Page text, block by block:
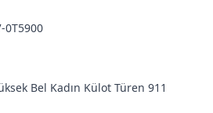
0T5900
Bel Kadın Külot Türen 911